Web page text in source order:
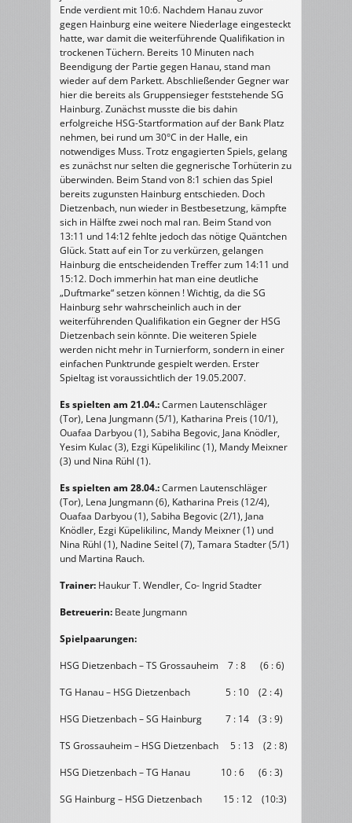
Ende verdient mit 10:6. Nachdem Hanau zuvor
gegen Hainburg eine weitere Niederlage eingesteckt
hatte, war damit die weiterführende Qualifikation in
trockenen Tüchern. Bereits 10 Minuten nach
Beendigung der Partie gegen Hanau, stand man
wieder auf dem Parkett. Abschließender Gegner war
hier die bereits als Gruppensieger feststehende SG
Hainburg. Zunächst musste die bis dahin
erfolgreiche HSG-Startformation auf der Bank Platz
nehmen, bei rund um 30°C in der Halle, ein
notwendiges Muss. Trotz engagierten Spiels, gelang
es zunächst nur selten die gegnerische Torhüterin zu
überwinden. Beim Stand von 8:1 schien das Spiel
bereits zugunsten Hainburg entschieden. Doch
Dietzenbach, nun wieder in Bestbesetzung, kämpfte
sich in Hälfte zwei noch mal ran. Beim Stand von
13:11 und 14:12 fehlte jedoch das nötige Quäntchen
Glück. Statt auf ein Tor zu verkürzen, gelangen
Hainburg die entscheidenden Treffer zum 14:11 und
15:12. Doch immerhin hat man eine deutliche
„Duftmarke“ setzen können ! Wichtig, da die SG
Hainburg sehr wahrscheinlich auch in der
weiterführenden Qualifikation ein Gegner der HSG
Dietzenbach sein könnte. Die weiteren Spiele
werden nicht mehr in Turnierform, sondern in einer
einfachen Punktrunde gespielt werden. Erster
Spieltag ist voraussichtlich der 19.05.2007.
Es spielten am 21.04.:Carmen Lautenschläger
(Tor), Lena Jungmann (5/1), Katharina Preis (10/1),
Ouafaa Darbyou (1), Sabiha Begovic, Jana Knödler,
Yesim Kulac (3), Ezgi Küpelikilinc (1), Mandy Meixner
(3) und Nina Rühl (1).
Es spielten am 28.04.:Carmen Lautenschläger
(Tor), Lena Jungmann (6), Katharina Preis (12/4),
Ouafaa Darbyou (1), Sabiha Begovic (2/1), Jana
Knödler, Ezgi Küpelikilinc, Mandy Meixner (1) und
Nina Rühl (1), Nadine Seitel (7), Tamara Stadter (5/1)
und Martina Rauch.
Trainer: Haukur T. Wendler, Co- Ingrid Stadter
Betreuerin: Beate Jungmann
Spielpaarungen:
HSG Dietzenbach – TS Grossauheim 7 : 8 (6 : 6)
TG Hanau – HSG Dietzenbach 5 : 10 (2 : 4)
HSG Dietzenbach – SG Hainburg 7 : 14 (3 : 9)
TS Grossauheim – HSG Dietzenbach 5 : 13 (2 : 8)
HSG Dietzenbach – TG Hanau 10 : 6 (6 : 3)
SG Hainburg – HSG Dietzenbach 15 : 12 (10:3)